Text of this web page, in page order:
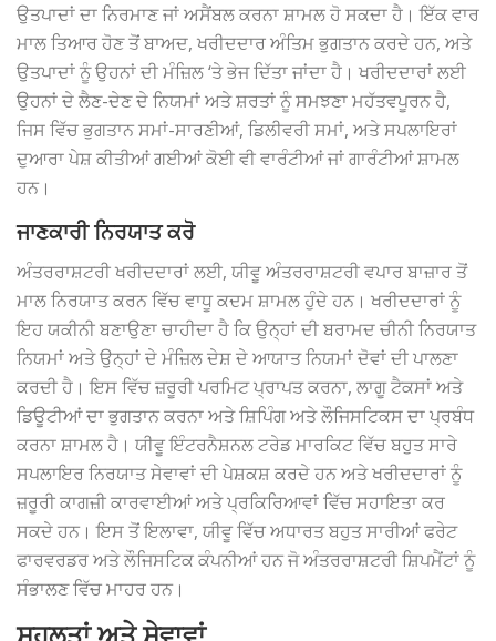
ਉਤਪਾਦਾਂ ਦਾ ਨਿਰਮਾਣ ਜਾਂ ਅਸੈਂਬਲ ਕਰਨਾ ਸ਼ਾਮਲ ਹੋ ਸਕਦਾ ਹੈ। ਇੱਕ ਵਾਰ
ਮਾਲ ਤਿਆਰ ਹੋਣ ਤੋਂ ਬਾਅਦ, ਖਰੀਦਦਾਰ ਅੰਤਿਮ ਭੁਗਤਾਨ ਕਰਦੇ ਹਨ, ਅਤੇ
ਉਤਪਾਦਾਂ ਨੂੰ ਉਹਨਾਂ ਦੀ ਮੰਜ਼ਿਲ ‘ਤੇ ਭੇਜ ਦਿੱਤਾ ਜਾਂਦਾ ਹੈ। ਖਰੀਦਦਾਰਾਂ ਲਈ
ਉਹਨਾਂ ਦੇ ਲੈਣ-ਦੇਣ ਦੇ ਨਿਯਮਾਂ ਅਤੇ ਸ਼ਰਤਾਂ ਨੂੰ ਸਮਝਣਾ ਮਹੱਤਵਪੂਰਨ ਹੈ,
ਜਿਸ ਵਿੱਚ ਭੁਗਤਾਨ ਸਮਾਂ-ਸਾਰਣੀਆਂ, ਡਿਲੀਵਰੀ ਸਮਾਂ, ਅਤੇ ਸਪਲਾਇਰਾਂ
ਦੁਆਰਾ ਪੇਸ਼ ਕੀਤੀਆਂ ਗਈਆਂ ਕੋਈ ਵੀ ਵਾਰੰਟੀਆਂ ਜਾਂ ਗਾਰੰਟੀਆਂ ਸ਼ਾਮਲ
ਹਨ।
ਜਾਣਕਾਰੀ ਨਿਰਯਾਤ ਕਰੋ
ਅੰਤਰਰਾਸ਼ਟਰੀ ਖਰੀਦਦਾਰਾਂ ਲਈ, ਯੀਵੂ ਅੰਤਰਰਾਸ਼ਟਰੀ ਵਪਾਰ ਬਾਜ਼ਾਰ ਤੋਂ
ਮਾਲ ਨਿਰਯਾਤ ਕਰਨ ਵਿੱਚ ਵਾਧੂ ਕਦਮ ਸ਼ਾਮਲ ਹੁੰਦੇ ਹਨ। ਖਰੀਦਦਾਰਾਂ ਨੂੰ
ਇਹ ਯਕੀਨੀ ਬਣਾਉਣਾ ਚਾਹੀਦਾ ਹੈ ਕਿ ਉਨ੍ਹਾਂ ਦੀ ਬਰਾਮਦ ਚੀਨੀ ਨਿਰਯਾਤ
ਨਿਯਮਾਂ ਅਤੇ ਉਨ੍ਹਾਂ ਦੇ ਮੰਜ਼ਿਲ ਦੇਸ਼ ਦੇ ਆਯਾਤ ਨਿਯਮਾਂ ਦੋਵਾਂ ਦੀ ਪਾਲਣਾ
ਕਰਦੀ ਹੈ। ਇਸ ਵਿੱਚ ਜ਼ਰੂਰੀ ਪਰਮਿਟ ਪ੍ਰਾਪਤ ਕਰਨਾ, ਲਾਗੂ ਟੈਕਸਾਂ ਅਤੇ
ਡਿਊਟੀਆਂ ਦਾ ਭੁਗਤਾਨ ਕਰਨਾ ਅਤੇ ਸ਼ਿਪਿੰਗ ਅਤੇ ਲੌਜਿਸਟਿਕਸ ਦਾ ਪ੍ਰਬੰਧ
ਕਰਨਾ ਸ਼ਾਮਲ ਹੈ। ਯੀਵੂ ਇੰਟਰਨੈਸ਼ਨਲ ਟਰੇਡ ਮਾਰਕਿਟ ਵਿੱਚ ਬਹੁਤ ਸਾਰੇ
ਸਪਲਾਇਰ ਨਿਰਯਾਤ ਸੇਵਾਵਾਂ ਦੀ ਪੇਸ਼ਕਸ਼ ਕਰਦੇ ਹਨ ਅਤੇ ਖਰੀਦਦਾਰਾਂ ਨੂੰ
ਜ਼ਰੂਰੀ ਕਾਗਜ਼ੀ ਕਾਰਵਾਈਆਂ ਅਤੇ ਪ੍ਰਕਿਰਿਆਵਾਂ ਵਿੱਚ ਸਹਾਇਤਾ ਕਰ
ਸਕਦੇ ਹਨ। ਇਸ ਤੋਂ ਇਲਾਵਾ, ਯੀਵੂ ਵਿੱਚ ਅਧਾਰਤ ਬਹੁਤ ਸਾਰੀਆਂ ਫਰੇਟ
ਫਾਰਵਰਡਰ ਅਤੇ ਲੌਜਿਸਟਿਕ ਕੰਪਨੀਆਂ ਹਨ ਜੋ ਅੰਤਰਰਾਸ਼ਟਰੀ ਸ਼ਿਪਮੈਂਟਾਂ ਨੂੰ
ਸੰਭਾਲਣ ਵਿੱਚ ਮਾਹਰ ਹਨ।